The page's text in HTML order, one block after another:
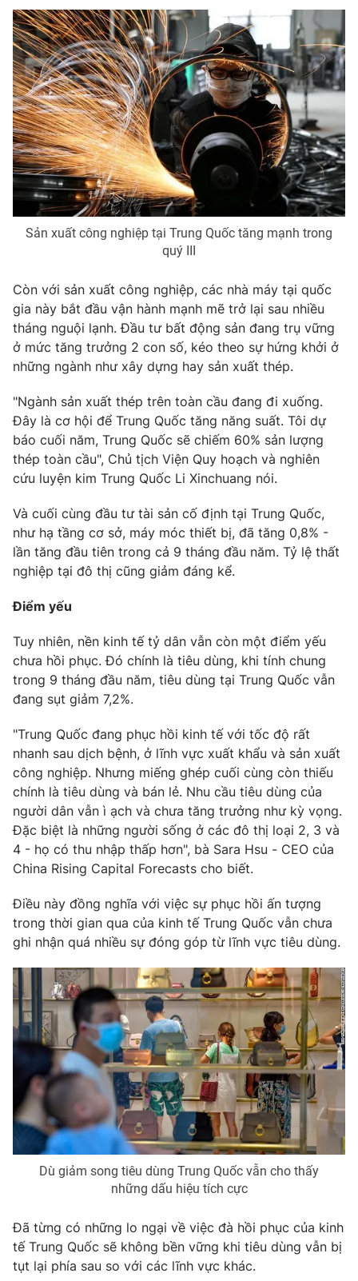
Chất lượng cuộc sống
Học trực tuyến
Hitech Công nghệ tương lai
Sản phẩm
Thị trường
Tư vấn
Giao lưu trực tuyến
Lịch phát sóng
Chuyên mục khác
Emagazine Podcast
Photo Infographic
VTV Money VTV Thể thao
VTV Sức khoẻ Bất động sản
Thị trường 24h Tấm lòng Việt
VTV4 Vươn mình bằng AI
VTV9 VTV8
Liên hệ tòa soạn English
THỜI BÁO VTV
Theo dõi báo trên
Cơ quan chủ quản:Đài Truyền hình Việt Nam
Cơ quan báo chí: Thời báo VTV
Giấy phép hoạt động báo in và báo điện tử số 483/GP-BTTTT
cấp ngày 29/12/2023
Tổng Biên tập:Vũ Thanh Thủy
Phó Tổng Biên tập:Nguyễn Thị Mỹ Hạnh, Phạm Quốc Thắng,
Nguyễn Trọng Ninh
Tổng đài VTV:
024.38 355 931 - 024.38 355 932
Ðiện thoại Thời báo VTV:024.66 897 897
Email: toasoan@vtv.vn
Liên hệ quảng cáo:024-7300.7108
® Cấm sao chép dưới mọi hình thức nếu không có sự chấp
thuận bằng văn bản. Ghi rõ nguồn VTV.vn khi phát hành lại
Sản xuất công nghiệp tại Trung Quốc tăng mạnh trong
quý III
Còn với sản xuất công nghiệp, các nhà máy tại quốc
gia này bắt đầu vận hành mạnh mẽ trở lại sau nhiều
tháng nguội lạnh. Đầu tư bất động sản đang trụ vững
ở mức tăng trưởng 2 con số, kéo theo sự hứng khởi ở
những ngành như xây dựng hay sản xuất thép.
"Ngành sản xuất thép trên toàn cầu đang đi xuống.
Đây là cơ hội để Trung Quốc tăng năng suất. Tôi dự
báo cuối năm, Trung Quốc sẽ chiếm 60% sản lượng
thép toàn cầu", Chủ tịch Viện Quy hoạch và nghiên
cứu luyện kim Trung Quốc Li Xinchuang nói.
Và cuối cùng đầu tư tài sản cố định tại Trung Quốc,
như hạ tầng cơ sở, máy móc thiết bị, đã tăng 0,8% -
lần tăng đầu tiên trong cả 9 tháng đầu năm. Tỷ lệ thất
nghiệp tại đô thị cũng giảm đáng kể.
Điểm yếu
Tuy nhiên, nền kinh tế tỷ dân vẫn còn một điểm yếu
chưa hồi phục. Đó chính là tiêu dùng, khi tính chung
trong 9 tháng đầu năm, tiêu dùng tại Trung Quốc vẫn
đang sụt giảm 7,2%.
"Trung Quốc đang phục hồi kinh tế với tốc độ rất
nhanh sau dịch bệnh, ở lĩnh vực xuất khẩu và sản xuất
công nghiệp. Nhưng miếng ghép cuối cùng còn thiếu
chính là tiêu dùng và bán lẻ. Nhu cầu tiêu dùng của
người dân vẫn ì ạch và chưa tăng trưởng như kỳ vọng.
Đặc biệt là những người sống ở các đô thị loại 2, 3 và
4 - họ có thu nhập thấp hơn", bà Sara Hsu - CEO của
China Rising Capital Forecasts cho biết.
Điều này đồng nghĩa với việc sự phục hồi ấn tượng
trong thời gian qua của kinh tế Trung Quốc vẫn chưa
ghi nhận quá nhiều sự đóng góp từ lĩnh vực tiêu dùng.
Dù giảm song tiêu dùng Trung Quốc vẫn cho thấy
những dấu hiệu tích cực
Đã từng có những lo ngại về việc đà hồi phục của kinh
tế Trung Quốc sẽ không bền vững khi tiêu dùng vẫn bị
tụt lại phía sau so với các lĩnh vực khác.